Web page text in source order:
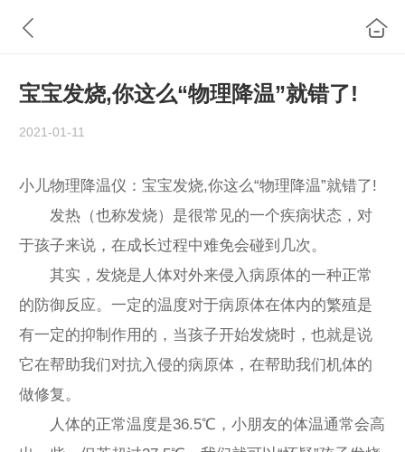
宝宝发烧,你这么“物理降温”就错了!
2021-01-11
小儿物理降温仪：宝宝发烧,你这么“物理降温”就错了!
发热（也称发烧）是很常见的一个疾病状态，对
于孩子来说，在成长过程中难免会碰到几次。
其实，发烧是人体对外来侵入病原体的一种正常
的防御反应。一定的温度对于病原体在体内的繁殖是
有一定的抑制作用的，当孩子开始发烧时，也就是说
它在帮助我们对抗入侵的病原体，在帮助我们机体的
做修复。
人体的正常温度是36.5℃，小朋友的体温通常会高